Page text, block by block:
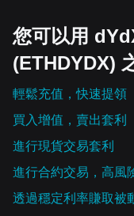
您可以用
(ETHDYDX)
輕鬆充值，快速提領
買入增值，賣出套利
進行現貨交易套利
進行合約交易，高風
透過穩定利率賺取被